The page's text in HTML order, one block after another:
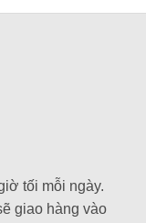
tối mỗi ngày.
giao hàng vào